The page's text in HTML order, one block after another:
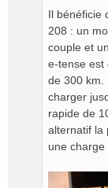
Il bénéficie
208 : un
couple et
e-tense est
de 300 km.
charger
rapide de
alternatif la
une charge